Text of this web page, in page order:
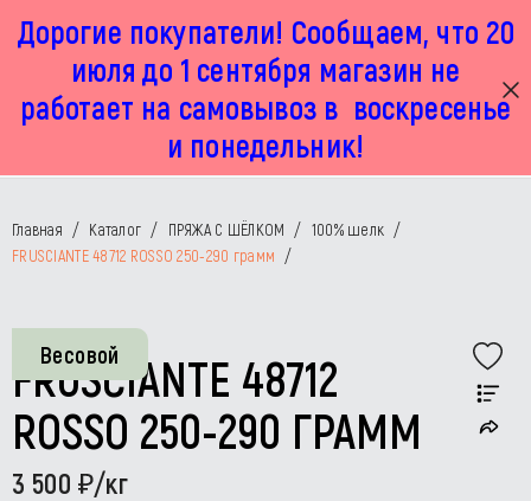
Дорогие покупатели! Сообщаем, что 20
июля до 1 сентября магазин не
работает на самовывоз в воскресенье
и понедельник!
г. Москва, Маленковская 32 стр 2А
пн-пт с 11:00 до 19:00, сб с 11:00 до 17:00
+7 925 449 67 92
Главная / Каталог / ПРЯЖА С ШЁЛКОМ / 100% шелк /
FRUSCIANTE 48712 ROSSO 250-290 грамм /
Весовой
FRUSCIANTE 48712
ROSSO 250-290 ГРАММ
3 500 /кг